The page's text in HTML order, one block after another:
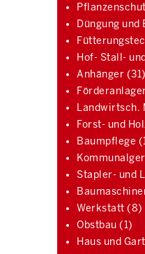
Düngung und
Hof- Stall-
Anhänger (31)
Landwirtsch.
Forst- und
Baumpflege
Stapler- und
Werkstatt (8)
Obstbau (1)
Haus und